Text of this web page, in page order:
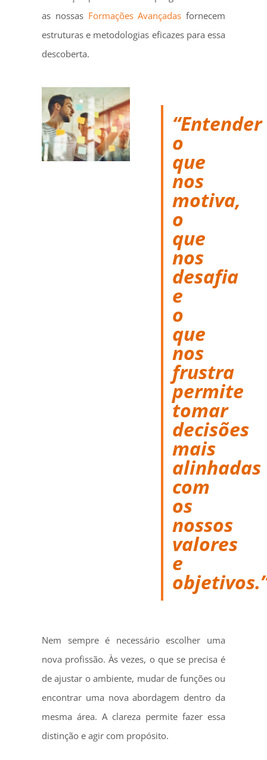
as nossas Formações Avançadas fornecem
estruturas e metodologias eficazes para essa
descoberta.
“Entender
o
que
nos
motiva,
o
que
nos
desafia
e
o
que
nos
frustra
permite
tomar
decisões
mais
alinhadas
com
os
nossos
valores
e
Nem sempre é necessário escolher uma
nova profissão. Às vezes, o que se precisa é
de ajustar o ambiente, mudar de funções ou
encontrar uma nova abordagem dentro da
mesma área. A clareza permite fazer essa
distinção e agir com propósito.